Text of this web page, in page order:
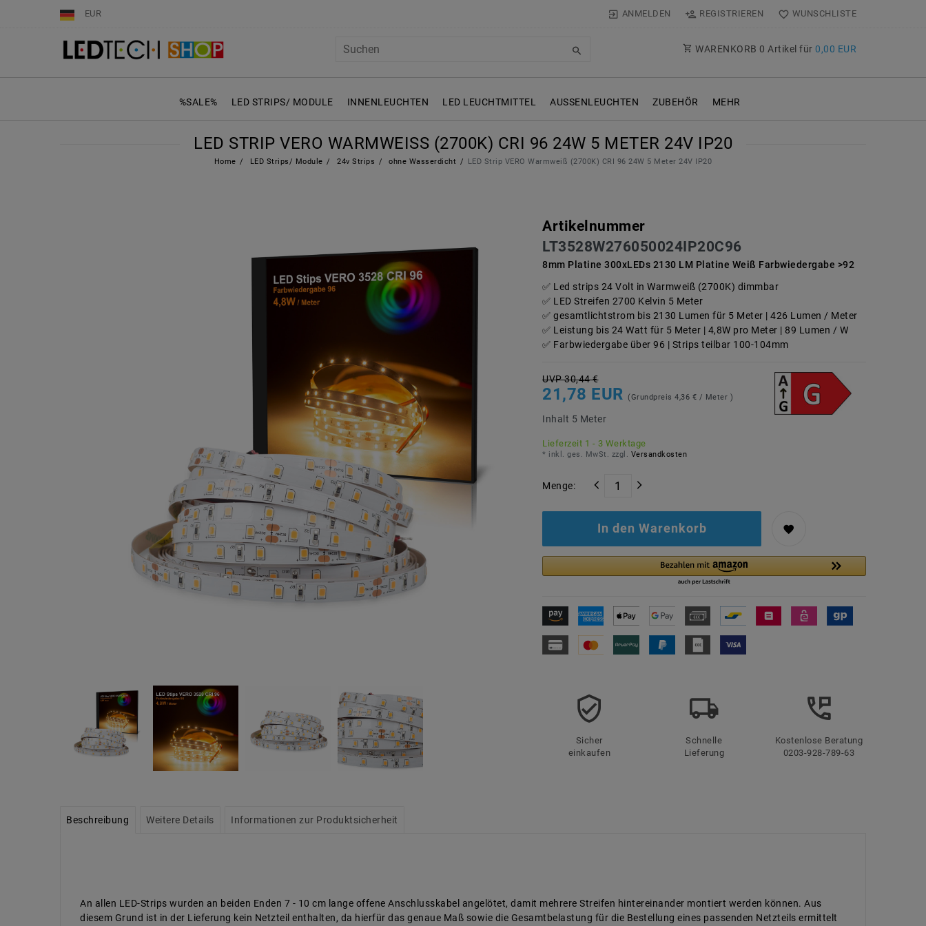
EUR ANMELDEN REGISTRIEREN WUNSCHLISTE
WARENKORB 0 Artikel für 0,00 EUR
%SALE% LED STRIPS/ MODULE INNENLEUCHTEN LED LEUCHTMITTEL AUSSENLEUCHTEN ZUBEHÖR MEHR
LED STRIP VERO WARMWEISS (2700K) CRI 96 24W 5 METER 24V IP20
Home LED Strips/ Module 24v Strips ohne Wasserdicht LED Strip VERO Warmweiß (2700K) CRI 96 24W 5 Meter 24V IP20
Artikelnummer
LT3528W276050024IP20C96
8mm Platine 300xLEDs 2130 LM Platine Weiß Farbwiedergabe >92
Led strips 24 Volt in Warmweiß (2700K) dimmbar
LED Streifen 2700 Kelvin 5 Meter
gesamtlichtstrom bis 2130 Lumen für 5 Meter | 426 Lumen / Meter
Leistung bis 24 Watt für 5 Meter | 4,8W pro Meter | 89 Lumen / W
Farbwiedergabe über 96 | Strips teilbar 100-104mm
UVP 30,44 €
21,78 EUR (Grundpreis 4,36 € / Meter )
Inhalt 5 Meter
Lieferzeit 1 - 3 Werktage
* inkl. ges. MwSt. zzgl. Versandkosten
Menge:
In den Warenkorb
Sicher
einkaufen
Schnelle
Lieferung
Kostenlose Beratung
0203-928-789-63
Beschreibung Weitere Details Informationen zur Produktsicherheit
An allen LED-Strips wurden an beiden Enden 7 - 10 cm lange offene Anschlusskabel angelötet, damit mehrere Streifen hintereinander montiert werden können. Aus
diesem Grund ist in der Lieferung kein Netzteil enthalten, da hierfür das genaue Maß sowie die Gesamtbelastung für die Bestellung eines passenden Netzteils ermittelt